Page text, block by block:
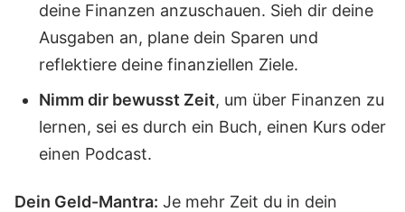
deine Finanzen anzuschauen. Sieh dir deine
Ausgaben an, plane dein Sparen und
reflektiere deine finanziellen Ziele.
Nimm dir bewusst Zeit, um über Finanzen zu
lernen, sei es durch ein Buch, einen Kurs oder
einen Podcast.
Dein Geld-Mantra: Je mehr Zeit du in dein